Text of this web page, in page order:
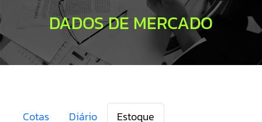
DADOS DE MERCADO
Cotas Diário Estoque